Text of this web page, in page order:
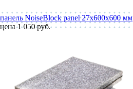
панель NoiseBlock panel 27x600x600 мм
цена 1 050 руб.